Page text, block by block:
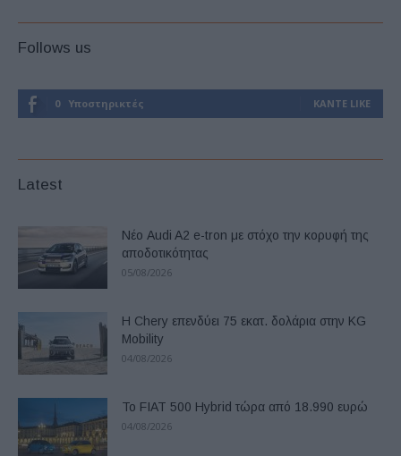
Follows us
0 Υποστηρικτές ΚΆΝΤΕ LIKE
Latest
Νέο Audi A2 e-tron με στόχο την κορυφή της
αποδοτικότητας
05/08/2026
Η Chery επενδύει 75 εκατ. δολάρια στην KG
Mobility
04/08/2026
Το FIAT 500 Hybrid τώρα από 18.990 ευρώ
04/08/2026